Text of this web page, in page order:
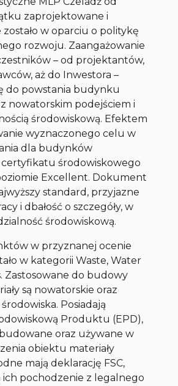
zaprojektowane i
w oparciu o politykę
rozwoju. Zaangażowanie
– od projektantów,
aż do Inwestora –
do powstania budynku
nowatorskim podejściem i
środowiskową. Efektem
wyznaczonego celu w
dla budynków
środowiskowego
Excellent. Dokument
standard, przyjazne
i dbałość o szczegóły, w
środowiskową.
w przyznanej ocenie
w kategorii Waste, Water
Zastosowane do budowy
są nowatorskie oraz
Posiadają
Produktu (EPD),
oraz używane w
obiektu materiały
mają deklarację FSC,
pochodzenie z legalnego